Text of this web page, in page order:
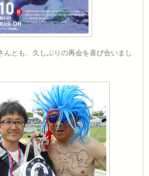
んとも、久しぶりの再会を喜び合いまし